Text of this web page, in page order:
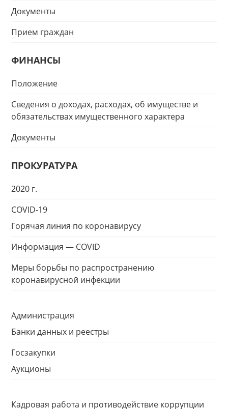
Документы
Прием граждан
ФИНАНСЫ
Положение
Сведения о доходах, расходах, об имуществе и
обязательствах имущественного характера
Документы
ПРОКУРАТУРА
2020 г.
COVID-19
Горячая линия по коронавирусу
Информация — COVID
Меры борьбы по распространению
коронавирусной инфекции
Администрация
Банки данных и реестры
Госзакупки
Аукционы
Кадровая работа и противодействие коррупции